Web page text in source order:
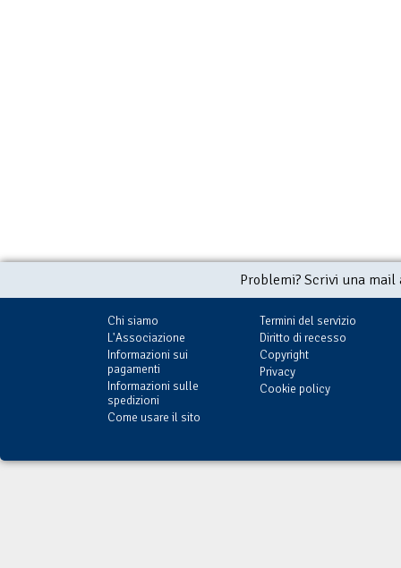
Problemi? Scrivi una
Chi siamo
L'Associazione
Informazioni sui
pagamenti
Informazioni sulle
spedizioni
Come usare il sito
Termini del servizio
Diritto di recesso
Copyright
Privacy
Cookie policy